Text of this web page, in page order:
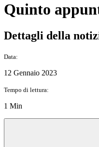
Quinto
Dettagli della
Data:
12 Gennaio 2023
Tempo di lettura:
1 Min